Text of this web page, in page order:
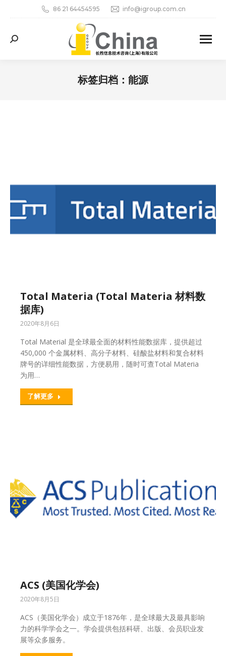
86 21 64454595 info@igroup.com.cn
Search:
标签归档： 能源
Total Materia (Total Materia 材料数
据库)
2020年8月6日
Total Material 是全球最全面的材料性能数据库，提供超过
450,000 个金属材料、高分子材料、硅酸盐材料和复合材料
牌号的详细性能数据，方便易用，随时可查Total Materia
为用…
了解更多
ACS (美国化学会)
2020年8月5日
ACS（美国化学会）成立于1876年，是全球最大及最具影响
力的科学学会之一。学会提供包括科研、出版、会员职业发
展等众多服务。